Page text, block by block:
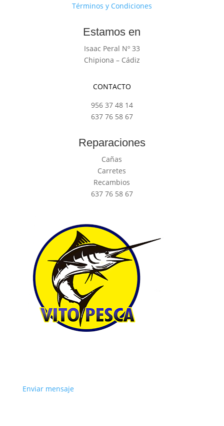
Términos y Condiciones
Estamos en
Isaac Peral Nº 33
Chipiona – Cádiz
CONTACTO
956 37 48 14
637 76 58 67
Reparaciones
Cañas
Carretes
Recambios
637 76 58 67
Enviar mensaje